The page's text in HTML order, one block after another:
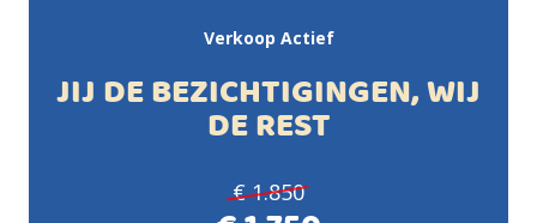
Verkoop Actief
JIJ DE BEZICHTIGINGEN, WIJ
DE REST
€ 1.850